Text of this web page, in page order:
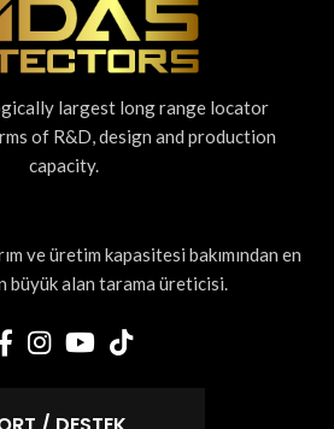
largest long range locator
of R&D, design and production
capacity.
ve üretim kapasitesi bakımından en
büyük alan tarama üreticisi.